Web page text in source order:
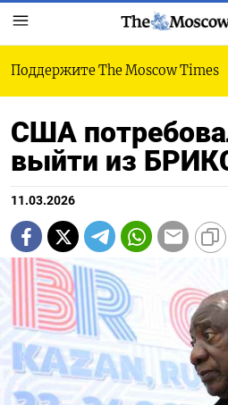
Поддержите The Moscow Times
США
выйти из
11.03.2026